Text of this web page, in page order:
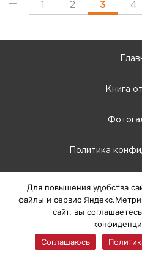
2 3 4
Книга
Политика
г. Абакан,
© 2025 ТЦ Европа, г. Абакан
Для повышения удобства
файлы и сервис
сайт, вы
Соглашаюсь